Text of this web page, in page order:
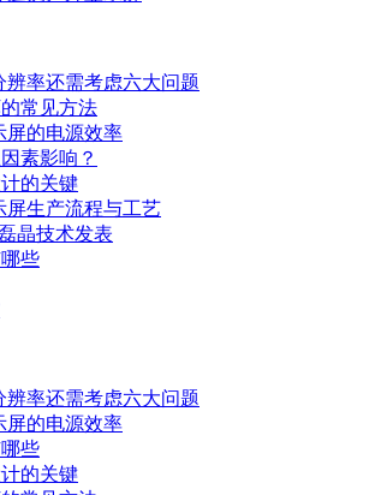
率还需考虑六大问题
常见方法
屏的电源效率
素影响？
的关键
屏生产流程与工艺
晶技术发表
些
率还需考虑六大问题
屏的电源效率
些
的关键